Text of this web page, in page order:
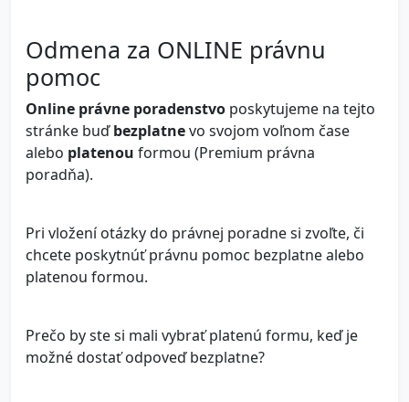
Odmena za ONLINE právnu
pomoc
Online právne poradenstvo poskytujeme na tejto
stránke buďbezplatnevo svojom voľnom čase
alebo platenou formou (Premium právna
poradňa).
Pri vložení otázky do právnej poradne si zvoľte, či
chcete poskytnúť právnu pomoc bezplatne alebo
platenou formou.
Prečo by ste si mali vybrať platenú formu, keď je
možné dostať odpoveď bezplatne?